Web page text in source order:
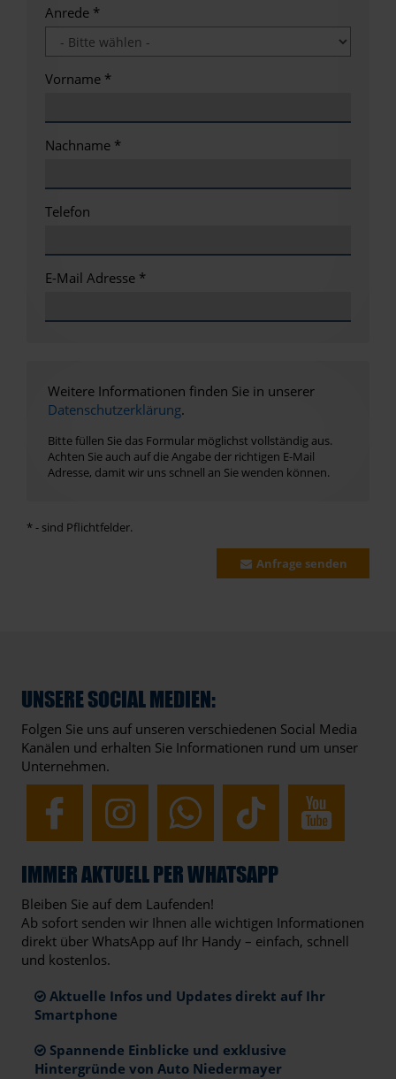
Anrede *
Vorname *
Nachname *
Telefon
E-Mail Adresse *
Weitere Informationen finden Sie in unserer
Datenschutzerklärung.
Bitte füllen Sie das Formular möglichst vollständig aus.
Achten Sie auch auf die Angabe der richtigen E-Mail
Adresse, damit wir uns schnell an Sie wenden können.
* - sind Pflichtfelder.
Anfrage senden
UNSERE SOCIAL MEDIEN:
Folgen Sie uns auf unseren verschiedenen Social Media
Kanälen und erhalten Sie Informationen rund um unser
Unternehmen.
IMMER AKTUELL PER WHATSAPP
Bleiben Sie auf dem Laufenden!
Ab sofort senden wir Ihnen alle wichtigen Informationen
direkt über WhatsApp auf Ihr Handy – einfach, schnell
und kostenlos.
Aktuelle Infos und Updates direkt auf Ihr
Smartphone
Spannende Einblicke und exklusive
Hintergründe von Auto Niedermayer